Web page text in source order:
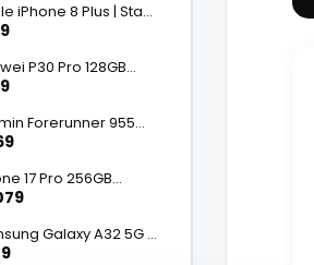
iPhone 8 Plus | Stav:
– A
P30 Pro 128GB
Kirin 980, Leica 40
OLED, IP68 | Stav:
– A
Forerunner 955
multisport GPS
15 dní, ECG,
17 Pro 256GB
Orange | Stav:
Galaxy A32 5G |
Vynikajúci – A